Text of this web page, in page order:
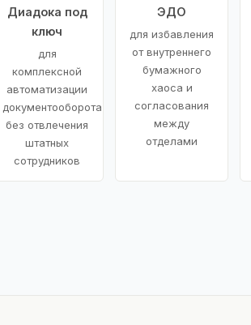
Диадока под
ключ
для
комплексной
автоматизации
документооборота
без отвлечения
штатных
сотрудников
ЭДО
для избавления
от внутреннего
бумажного
хаоса и
согласования
между
отделами